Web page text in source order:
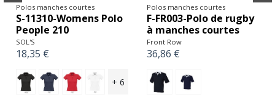
Polos manches courtes
S-11310-Womens Polo
People 210
SOL'S
18,35 €
+ 6
Polos manches courtes
F-FR003-Polo de rugby
à manches courtes
Front Row
36,86 €